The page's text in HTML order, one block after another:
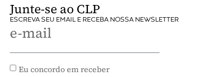
Junte-se ao CLP
ESCREVA SEU EMAIL E RECEBA NOSSA NEWSLETTER
e-mail
Eu concordo em receber